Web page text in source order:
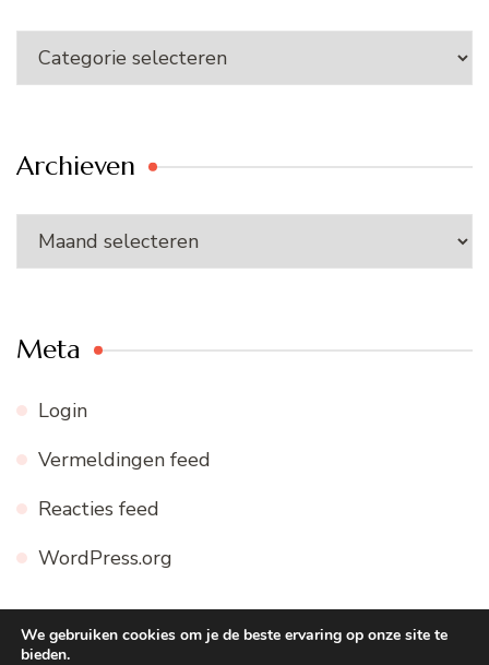
Categorieën
Archieven
Archieven
Meta
Login
Vermeldingen feed
Reacties feed
WordPress.org
We gebruiken cookies om je de beste ervaring op onze site te
bieden.